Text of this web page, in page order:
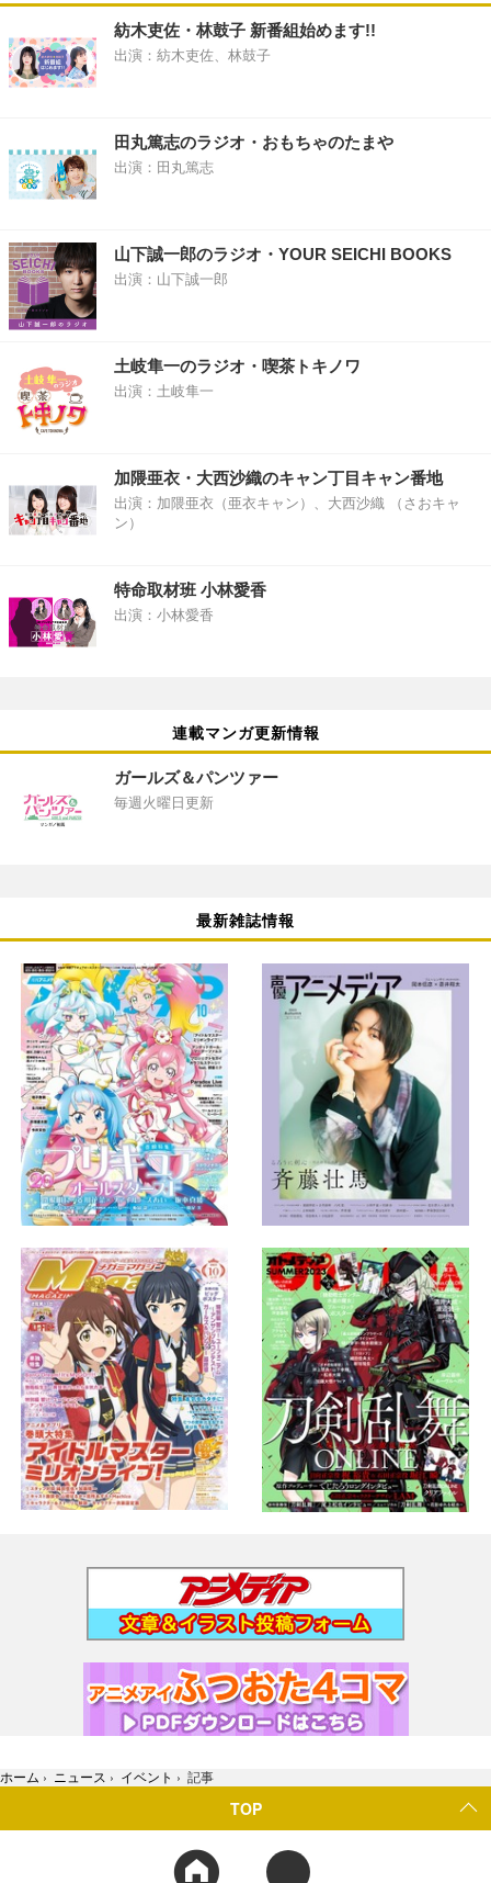
紡木吏佐・林鼓子 新番組始めます!!
出演：紡木吏佐、林鼓子
田丸篤志のラジオ・おもちゃのたまや
出演：田丸篤志
山下誠一郎のラジオ・YOUR SEICHI BOOKS
出演：山下誠一郎
土岐隼一のラジオ・喫茶トキノワ
出演：土岐隼一
加隈亜衣・大西沙織のキャン丁目キャン番地
出演：加隈亜衣（亜衣キャン）、大西沙織 （さおキャ
ン）
特命取材班 小林愛香
出演：小林愛香
連載マンガ更新情報
ガールズ＆パンツァー
毎週火曜日更新
最新雑誌情報
ホーム › ニュース › イベント › 記事
TOP